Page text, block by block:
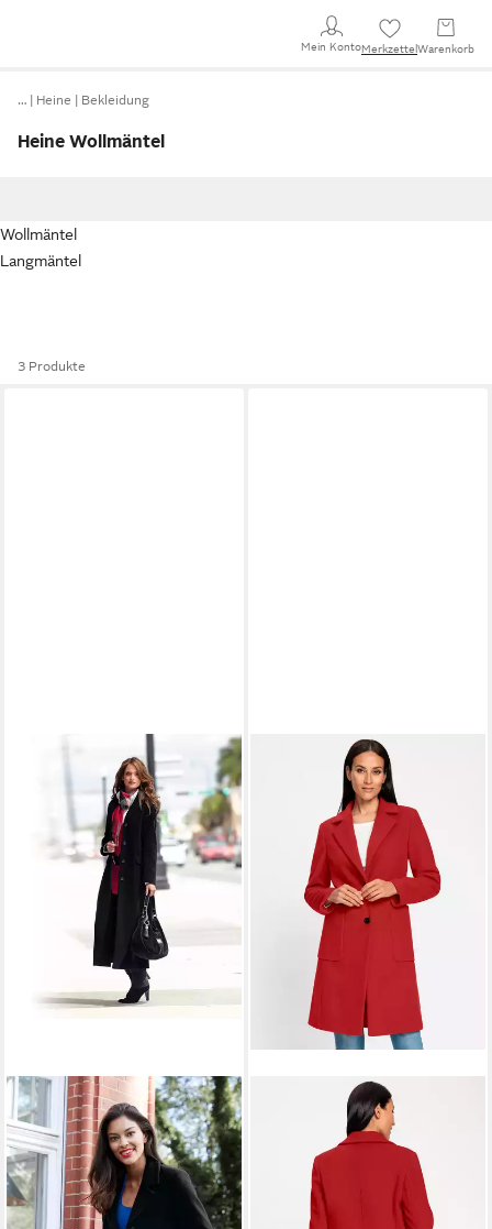
Mein KontoMerkzettel Warenkorb
… Heine Bekleidung
Heine Wollmäntel
Wollmäntel
Langmäntel
3 Produkte